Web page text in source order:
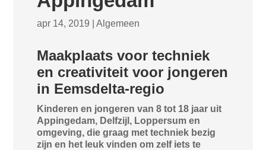
apr 14, 2019 |Algemeen
Maakplaats voor techniek
en creativiteit voor jongeren
in Eemsdelta-regio
Kinderen en jongeren van 8 tot 18 jaar uit
Appingedam, Delfzijl, Loppersum en
omgeving, die graag met techniek bezig
zijn en het leuk vinden om zelf iets te